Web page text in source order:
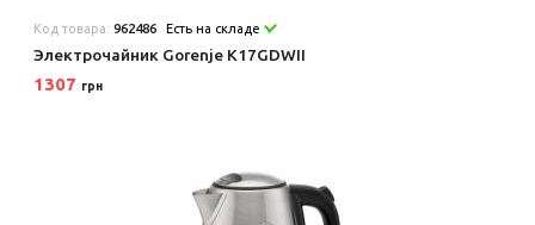
Код товара:962486 Есть на складе
Электрочайник Gorenje K17GDWII
1307 грн